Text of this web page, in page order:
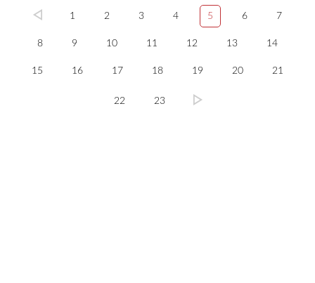
1 2 3 4 5 6 7
8 9 10 11 12 13 14
15 16 17 18 19 20 21
22 23